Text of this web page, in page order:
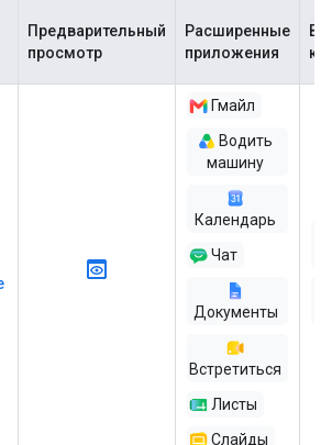
Предварительный
просмотр
Расширенные
приложения
Гмайл
Водить
машину
Календарь
Чат
Документы
Встретиться
Листы
Слайды